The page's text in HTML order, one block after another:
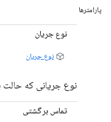
پارامترها
نوع جریان
نوع جریان
نوع جریانی که حالت
تماس برگشتی